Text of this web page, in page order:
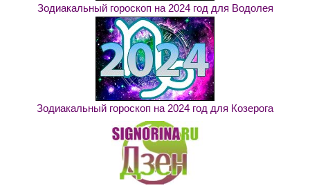
Зодиакальный гороскоп на 2024 год для Водолея
Зодиакальный гороскоп на 2024 год для Козерога